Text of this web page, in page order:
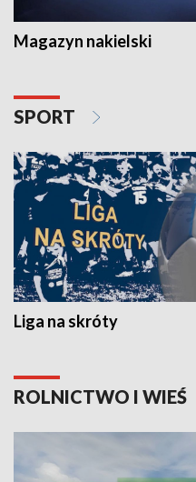
Magazyn nakielski
SPORT
Liga na skróty
ROLNICTWO I WIEŚ